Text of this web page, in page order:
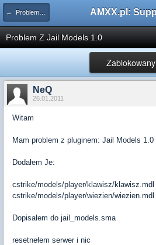
← Problemy z pluginami
Problem Z Jail Models 1.0
Zablokowany
NeQ
26.01.2011
Witam
Mam problem z pluginem: Jail Models 1.0
Dodałem Je:
cstrike/models/player/klawisz/klawisz.mdl
cstrike/models/player/wiezien/wiezien.mdl
Dopisałem do jail_models.sma
resetnełem serwer i nic